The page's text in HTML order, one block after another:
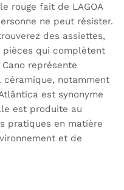
rouge fait de LAGOA
ne peut résister.
des assiettes,
pièces qui complètent
représente
notamment
est synonyme
est produite au
pratiques en matière
et de